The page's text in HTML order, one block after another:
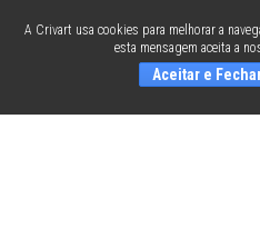
A Crivart usa cookies para melhorar a
esta mensagem aceita a
Aceitar e